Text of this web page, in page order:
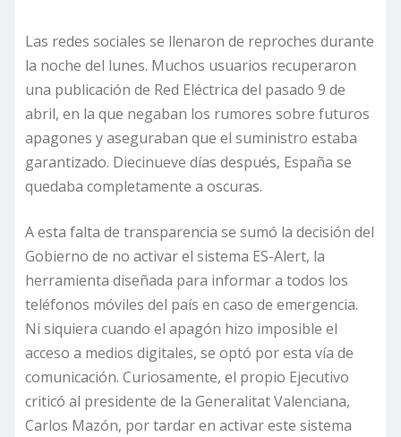
Las redes sociales se llenaron de reproches durante
la noche del lunes. Muchos usuarios recuperaron
una publicación de Red Eléctrica del pasado 9 de
abril, en la que negaban los rumores sobre futuros
apagones y aseguraban que el suministro estaba
garantizado. Diecinueve días después, España se
quedaba completamente a oscuras.
A esta falta de transparencia se sumó la decisión del
Gobierno de no activar el sistema ES-Alert, la
herramienta diseñada para informar a todos los
teléfonos móviles del país en caso de emergencia.
Ni siquiera cuando el apagón hizo imposible el
acceso a medios digitales, se optó por esta vía de
comunicación. Curiosamente, el propio Ejecutivo
criticó al presidente de la Generalitat Valenciana,
Carlos Mazón, por tardar en activar este sistema